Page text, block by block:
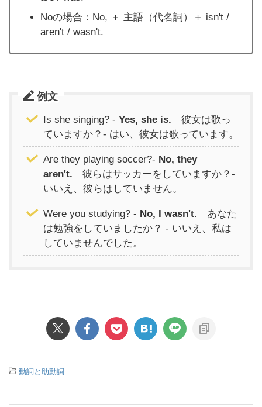
Noの場合：No, ＋ 主語（代名詞）＋ isn't /
aren't / wasn't.
例文
Is she singing? - Yes, she is. 彼女は歌っ
ていますか？- はい、彼女は歌っています。
Are they playing soccer?- No, they
aren't. 彼らはサッカーをしていますか？-
いいえ、彼らはしていません。
Were you studying? - No, I wasn't. あなた
は勉強をしていましたか？ - いいえ、私は
していませんでした。
-動詞と助動詞